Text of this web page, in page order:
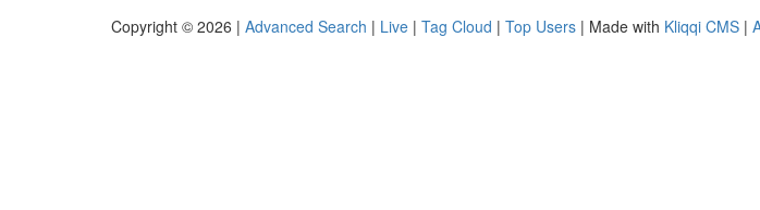
Copyright © 2026 | Advanced Search | Live | Tag Cloud | Top Users | Made with Kliqqi CMS |